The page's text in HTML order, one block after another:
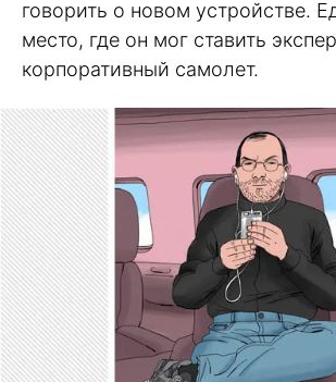
говорить о новом устройстве.
место, где он мог ставить
корпоративный самолет.